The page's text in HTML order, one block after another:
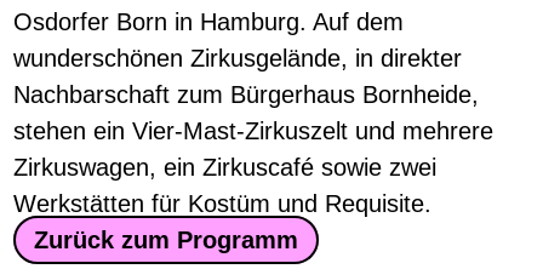
Osdorfer Born in Hamburg. Auf dem
wunderschönen Zirkusgelände, in direkter
Nachbarschaft zum Bürgerhaus Bornheide,
stehen ein Vier-Mast-Zirkuszelt und mehrere
Zirkuswagen, ein Zirkuscafé sowie zwei
Werkstätten für Kostüm und Requisite.
Zurück zum Programm